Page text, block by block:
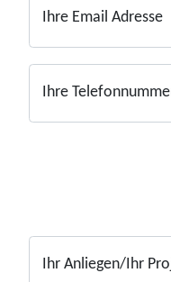
Ihre Email Adresse
Ihre
Ihr Anliegen/Ihr